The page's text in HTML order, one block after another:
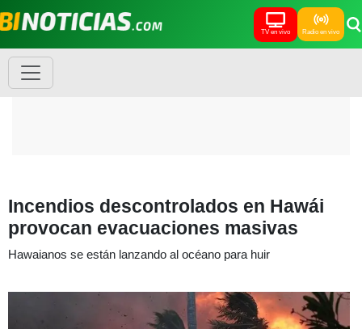
TV en vivo Radio en vivo
Incendios descontrolados en Hawái
provocan evacuaciones masivas
Hawaianos se están lanzando al océano para huir